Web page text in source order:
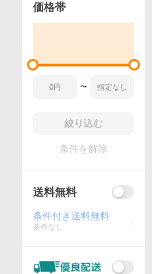
価格帯
〜
絞り込む
条件を解除
送料無料
条件付き送料無料
条件なし